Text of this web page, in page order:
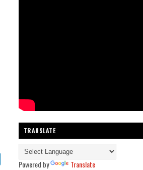
TRANSLATE
Powered by Translate